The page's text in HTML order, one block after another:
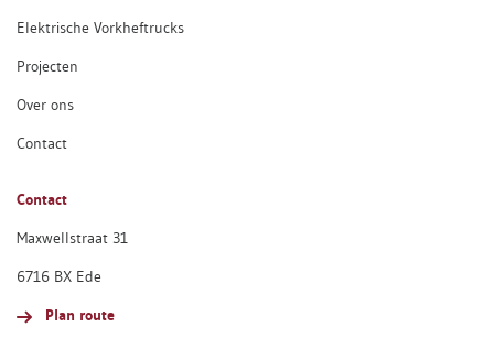
Elektrische Vorkheftrucks
Projecten
Over ons
Contact
Contact
Maxwellstraat 31
6716 BX Ede
Plan route